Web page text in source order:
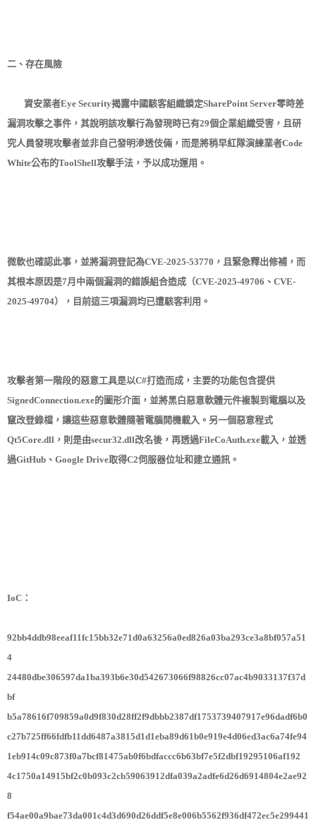
二、存在風險
資安業者Eye Security揭露中國駭客組織鎖定SharePoint Server零時差
漏洞攻擊之事件，其說明該攻擊行為發現時已有29個企業組織受害，且研
究人員發現攻擊者並非自己發明滲透伎倆，而是將稍早紅隊演練業者Code
White公布的ToolShell攻擊手法，予以成功運用。
微軟也確認此事，並將漏洞登記為CVE-2025-53770，且緊急釋出修補，而
其根本原因是7月中兩個漏洞的錯誤組合造成（CVE-2025-49706、CVE-
2025-49704），目前這三項漏洞均已遭駭客利用。
攻擊者第一階段的惡意工具是以C#打造而成，主要的功能包含提供
SignedConnection.exe的圖形介面，並將黑白惡意軟體元件複製到電腦以及
竄改登錄檔，讓這些惡意軟體隨著電腦開機載入。另一個惡意程式
Qt5Core.dll，則是由secur32.dll改名後，再透過FileCoAuth.exe載入，並透
過GitHub、Google Drive取得C2伺服器位址和建立通訊。
IoC：
92bb4ddb98eeaf11fc15bb32e71d0a63256a0ed826a03ba293ce3a8bf057a51
4
24480dbe306597da1ba393b6e30d542673066f98826cc07ac4b9033137f37d
bf
b5a78616f709859a0d9f830d28ff2f9dbbb2387df1753739407917e96dadf6b0
c27b725ff66fdfb11dd6487a3815d1d1eba89d61b0e919e4d06ed3ac6a74fe94
1eb914c09c873f0a7bcf81475ab0f6bdfaccc6b63bf7e5f2dbf19295106af192
4c1750a14915bf2c0b093c2cb59063912dfa039a2adfe6d26d6914804e2ae92
8
f54ae00a9bae73da001c4d3d690d26ddf5e8e006b5562f936df472ec5e299441